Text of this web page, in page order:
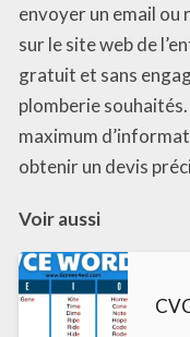
envoyer un email
sur le site web de
gratuit et sans
plomberie
maximum
obtenir un devis
Voir aussi